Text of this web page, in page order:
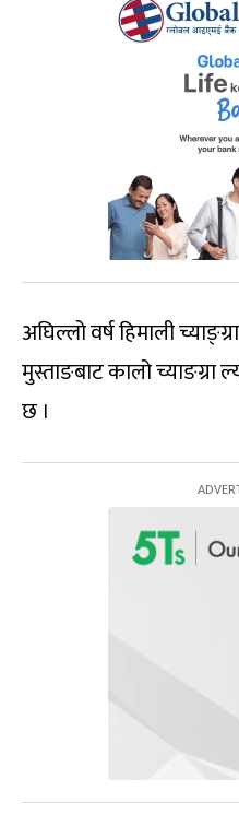
अघिल्लो वर्ष हिमाली
मुस्ताङबाट कालो च्याङग्रा
छ ।